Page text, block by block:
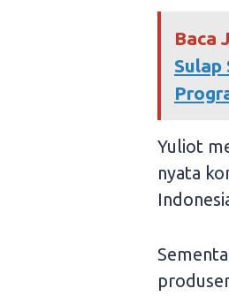
Baca
Sulap
Yuliot
nyata